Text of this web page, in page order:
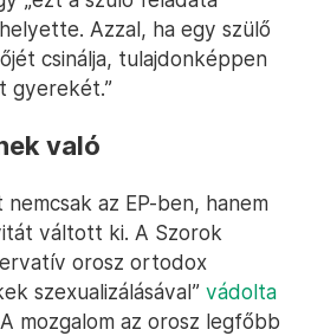
Azzal, ha egy szülő
csinálja, tulajdonképpen
gyerekét.”
való
az EP-ben, hanem
váltott ki. A Szorok
orosz ortodox
szexualizálásával” vádolta
mozgalom az orosz legfőbb